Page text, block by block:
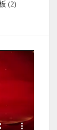
(2)